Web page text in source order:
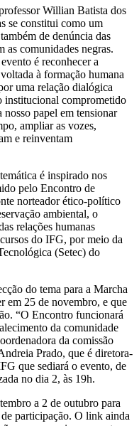
Willian Batista dos
se constitui como um
de denúncia das
as comunidades negras.
é reconhecer a
à formação humana
uma relação dialógica
institucional comprometido
papel em tensionar
ampliar as vozes,
e reinventam
é inspirado nos
pelo Encontro de
norteador ético-político
ambiental, o
relações humanas
do IFG, por meio da
(Setec) do
do tema para a Marcha
em 25 de novembro, e que
“O Encontro funcionará
da comunidade
da comissão
Prado, que é diretora-
que sediará o evento, de
no dia 2, às 19h.
a 2 de outubro para
participação. O link ainda